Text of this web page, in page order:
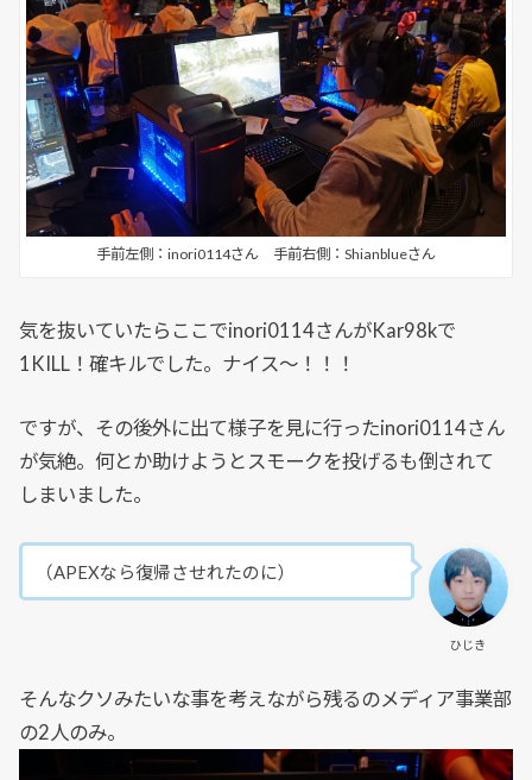
手前左側：inori0114さん 手前右側：Shianblueさん
気を抜いていたらここでinori0114さんがKar98kで
1KILL！確キルでした。ナイス～！！！
ですが、その後外に出て様子を見に行ったinori0114さん
が気絶。何とか助けようとスモークを投げるも倒されて
しまいました。
ひじき
（APEXなら復帰させれたのに）
そんなクソみたいな事を考えながら残るのメディア事業部
の2人のみ。